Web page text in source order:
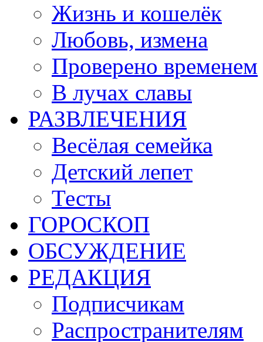
Жизнь и кошелёк
Любовь, измена
Проверено временем
В лучах славы
РАЗВЛЕЧЕНИЯ
Весёлая семейка
Детский лепет
Тесты
ГОРОСКОП
ОБСУЖДЕНИЕ
РЕДАКЦИЯ
Подписчикам
Распространителям